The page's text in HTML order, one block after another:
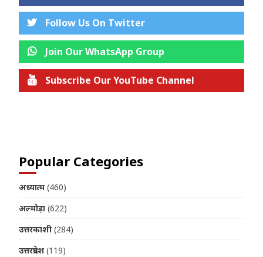
Follow Us On Twitter
Join Our WhatsApp Group
Subscribe Our YouTube Channel
Popular Categories
अध्यात्म (460)
अल्मोड़ा (622)
उत्तरकाशी (284)
उत्तरप्रदेश (119)